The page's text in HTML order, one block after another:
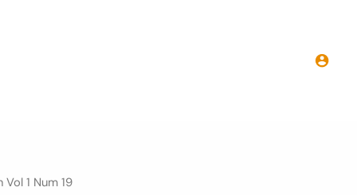
1 Num 19